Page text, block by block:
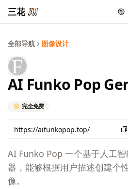
三花
全部导航 图像设计
AI Funko Pop
完全免费
AI Funko Pop 一个基于人工
器，能够根据用户描述创建个
像。